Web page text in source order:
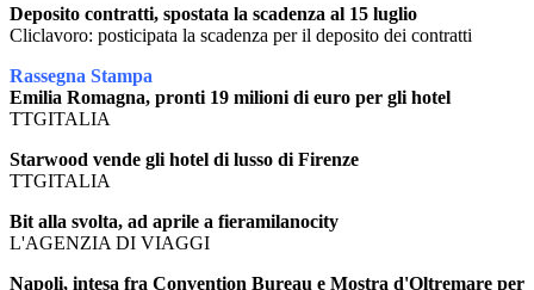
Deposito contratti, spostata la scadenza al 15 luglio
Cliclavoro: posticipata la scadenza per il deposito dei contratti
Rassegna Stampa
Emilia Romagna, pronti 19 milioni di euro per gli hotel
TTGITALIA
Starwood vende gli hotel di lusso di Firenze
TTGITALIA
Bit alla svolta, ad aprile a fieramilanocity
L'AGENZIA DI VIAGGI
Napoli, intesa fra Convention Bureau e Mostra d'Oltremare per